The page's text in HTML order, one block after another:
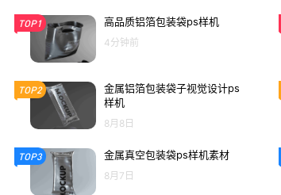
TOP1 高品质铝箔包装袋ps样机
4分钟前
TOP2
金属铝箔包装袋子视觉设计ps
样机
8月8日
TOP3 金属真空包装袋ps样机素材
8月7日